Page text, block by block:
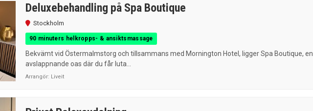
Deluxebehandling på Spa Boutique
Stockholm
90 minuters helkropps- & ansiktsmassage
Bekvämt vid Östermalmstorg och tillsammans med Mornington Hotel, ligger Spa Boutique, en
avslappnande oas där du får luta...
Arrangör: Liveit